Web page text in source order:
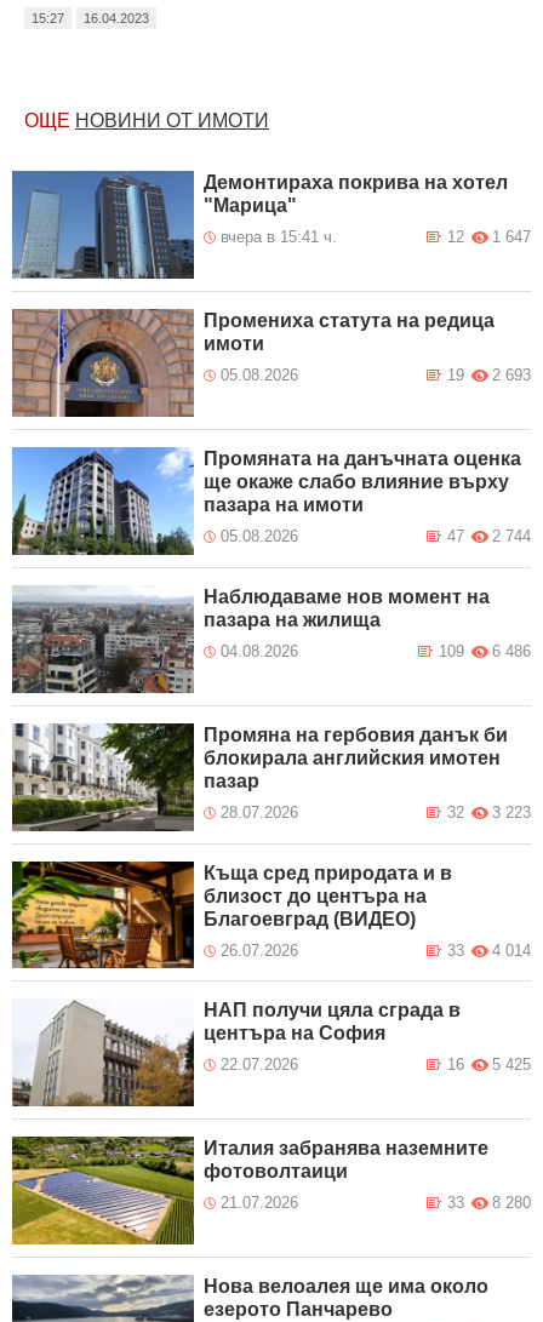
15:27 16.04.2023
ОЩЕ НОВИНИ ОТ ИМОТИ
Демонтираха покрива на хотел
"Марица"
вчера в 15:41 ч. 1 647
12
Промениха статута на редица
имоти
05.08.2026 2 693
19
Промяната на данъчната оценка
ще окаже слабо влияние върху
пазара на имоти
05.08.2026 2 744
47
Наблюдаваме нов момент на
пазара на жилища
04.08.2026 6 486
109
Промяна на гербовия данък би
блокирала английския имотен
пазар
28.07.2026 3 223
32
Къща сред природата и в
близост до центъра на
Благоевград (ВИДЕО)
26.07.2026 4 014
33
НАП получи цяла сграда в
центъра на София
22.07.2026 5 425
16
Италия забранява наземните
фотоволтаици
21.07.2026 8 280
33
Нова велоалея ще има около
езерото Панчарево